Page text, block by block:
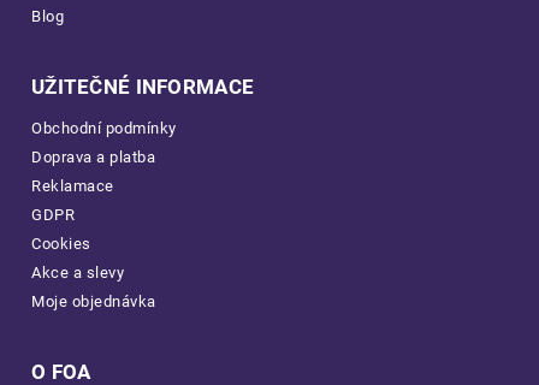
Blog
UŽITEČNÉ INFORMACE
Obchodní podmínky
Doprava a platba
Reklamace
GDPR
Cookies
Akce a slevy
Moje objednávka
O FOA